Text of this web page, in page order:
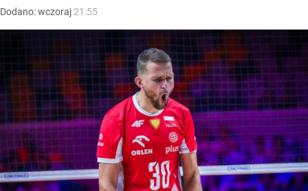
Dodano:wczoraj 21:55